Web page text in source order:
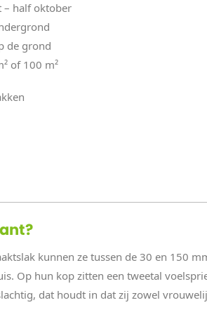
– half oktober
de grond
of 100 m²
kunnen ze tussen de 30 en 150
Op hun kop zitten een tweetal
dat houdt in dat zij zowel